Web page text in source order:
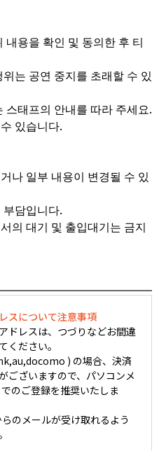
용을 확인 및 동의한 후 티
는 공연 중지를 초래할 수 있
태프의 안내를 따라 주세요.
있습니다.
나 일부 내용이 변경될 수 있
담입니다.
의 대기 및 출입대기는 금지
スについて注意事項
ドレスは、つづりなどお間違
ください。
) の場合、決済
ございますので、パソコンメ
のご登録を推奨いたしま
のメールが受け取れるよう